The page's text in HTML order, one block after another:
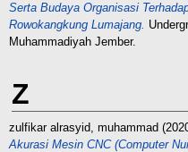
Serta Budaya Organisasi
Rowokangkung Lumajang.
Muhammadiyah Jember.
Z
zulfikar alrasyid, muhammad
Akurasi Mesin CNC (Computer